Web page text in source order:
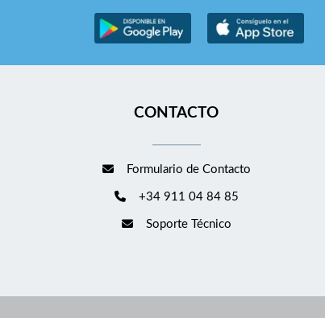
CONTACTO
Formulario de Contacto
+34 911 04 84 85
Soporte Técnico